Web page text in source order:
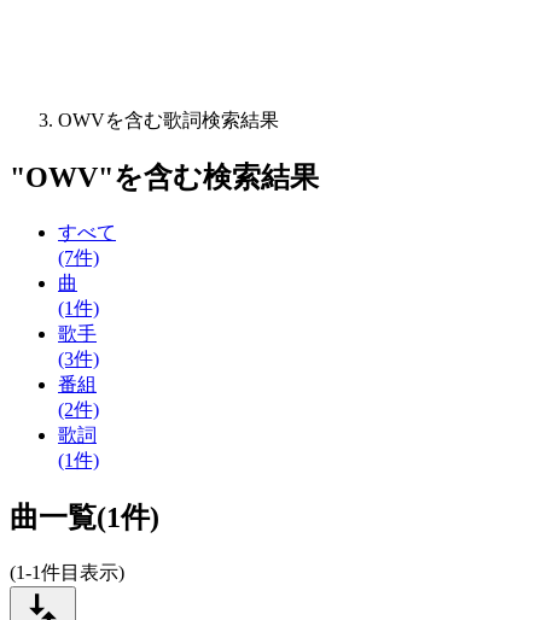
OWVを含む歌詞検索結果
"OWV"を含む検索結果
すべて
(7件)
曲
(1件)
歌手
(3件)
番組
(2件)
歌詞
(1件)
曲一覧(1件)
(1-1件目表示)